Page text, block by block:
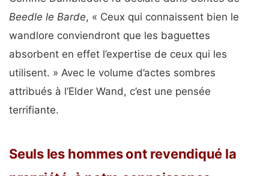
Beedle le Barde, « Ceux qui connaissent bien le
wandlore conviendront que les baguettes
absorbent en effet l’expertise de ceux qui les
utilisent. » Avec le volume d’actes sombres
attribués à l’Elder Wand, c’est une pensée
terrifiante.
Seuls les hommes ont revendiqué la